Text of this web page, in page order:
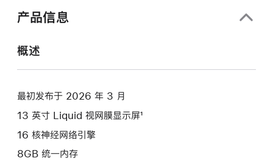
产品信息
概述
最初发布于 2026 年 3 月
13 英寸 Liquid 视网膜显示屏¹
16 核神经网络引擎
8GB 统一内存